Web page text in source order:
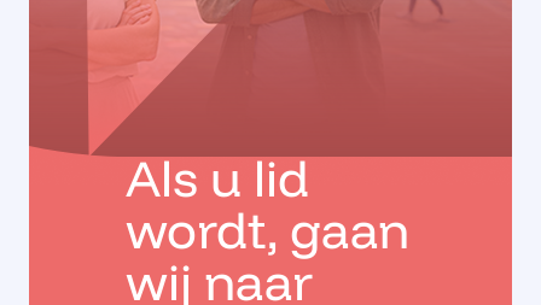
Als u lid
wordt, gaan
wij naar